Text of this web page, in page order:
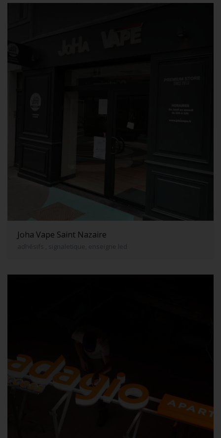
Joha Vape Saint Nazaire
adhésifs , signaletique, enseigne led